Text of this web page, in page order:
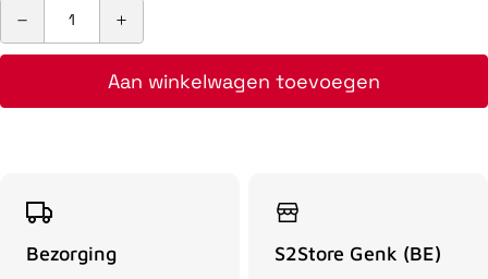
Aan winkelwagen toevoegen
Bezorging S2Store Genk (BE)